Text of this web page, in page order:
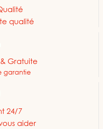
qualité
Gratuite
garantie
24/7
aider